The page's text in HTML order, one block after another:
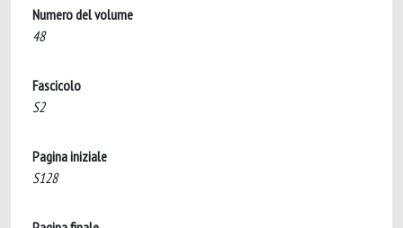
Numero del volume
48
Fascicolo
S2
Pagina iniziale
S128